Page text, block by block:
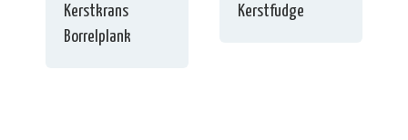
Kerstkrans
Borrelplank
Kerstfudge